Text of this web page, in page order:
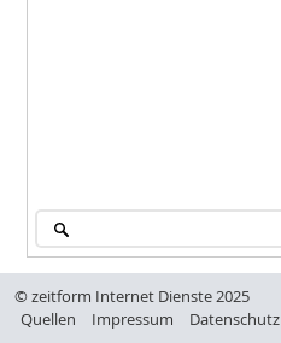
© zeitform Internet Dienste 2025
Quellen
Impressum Datenschutz